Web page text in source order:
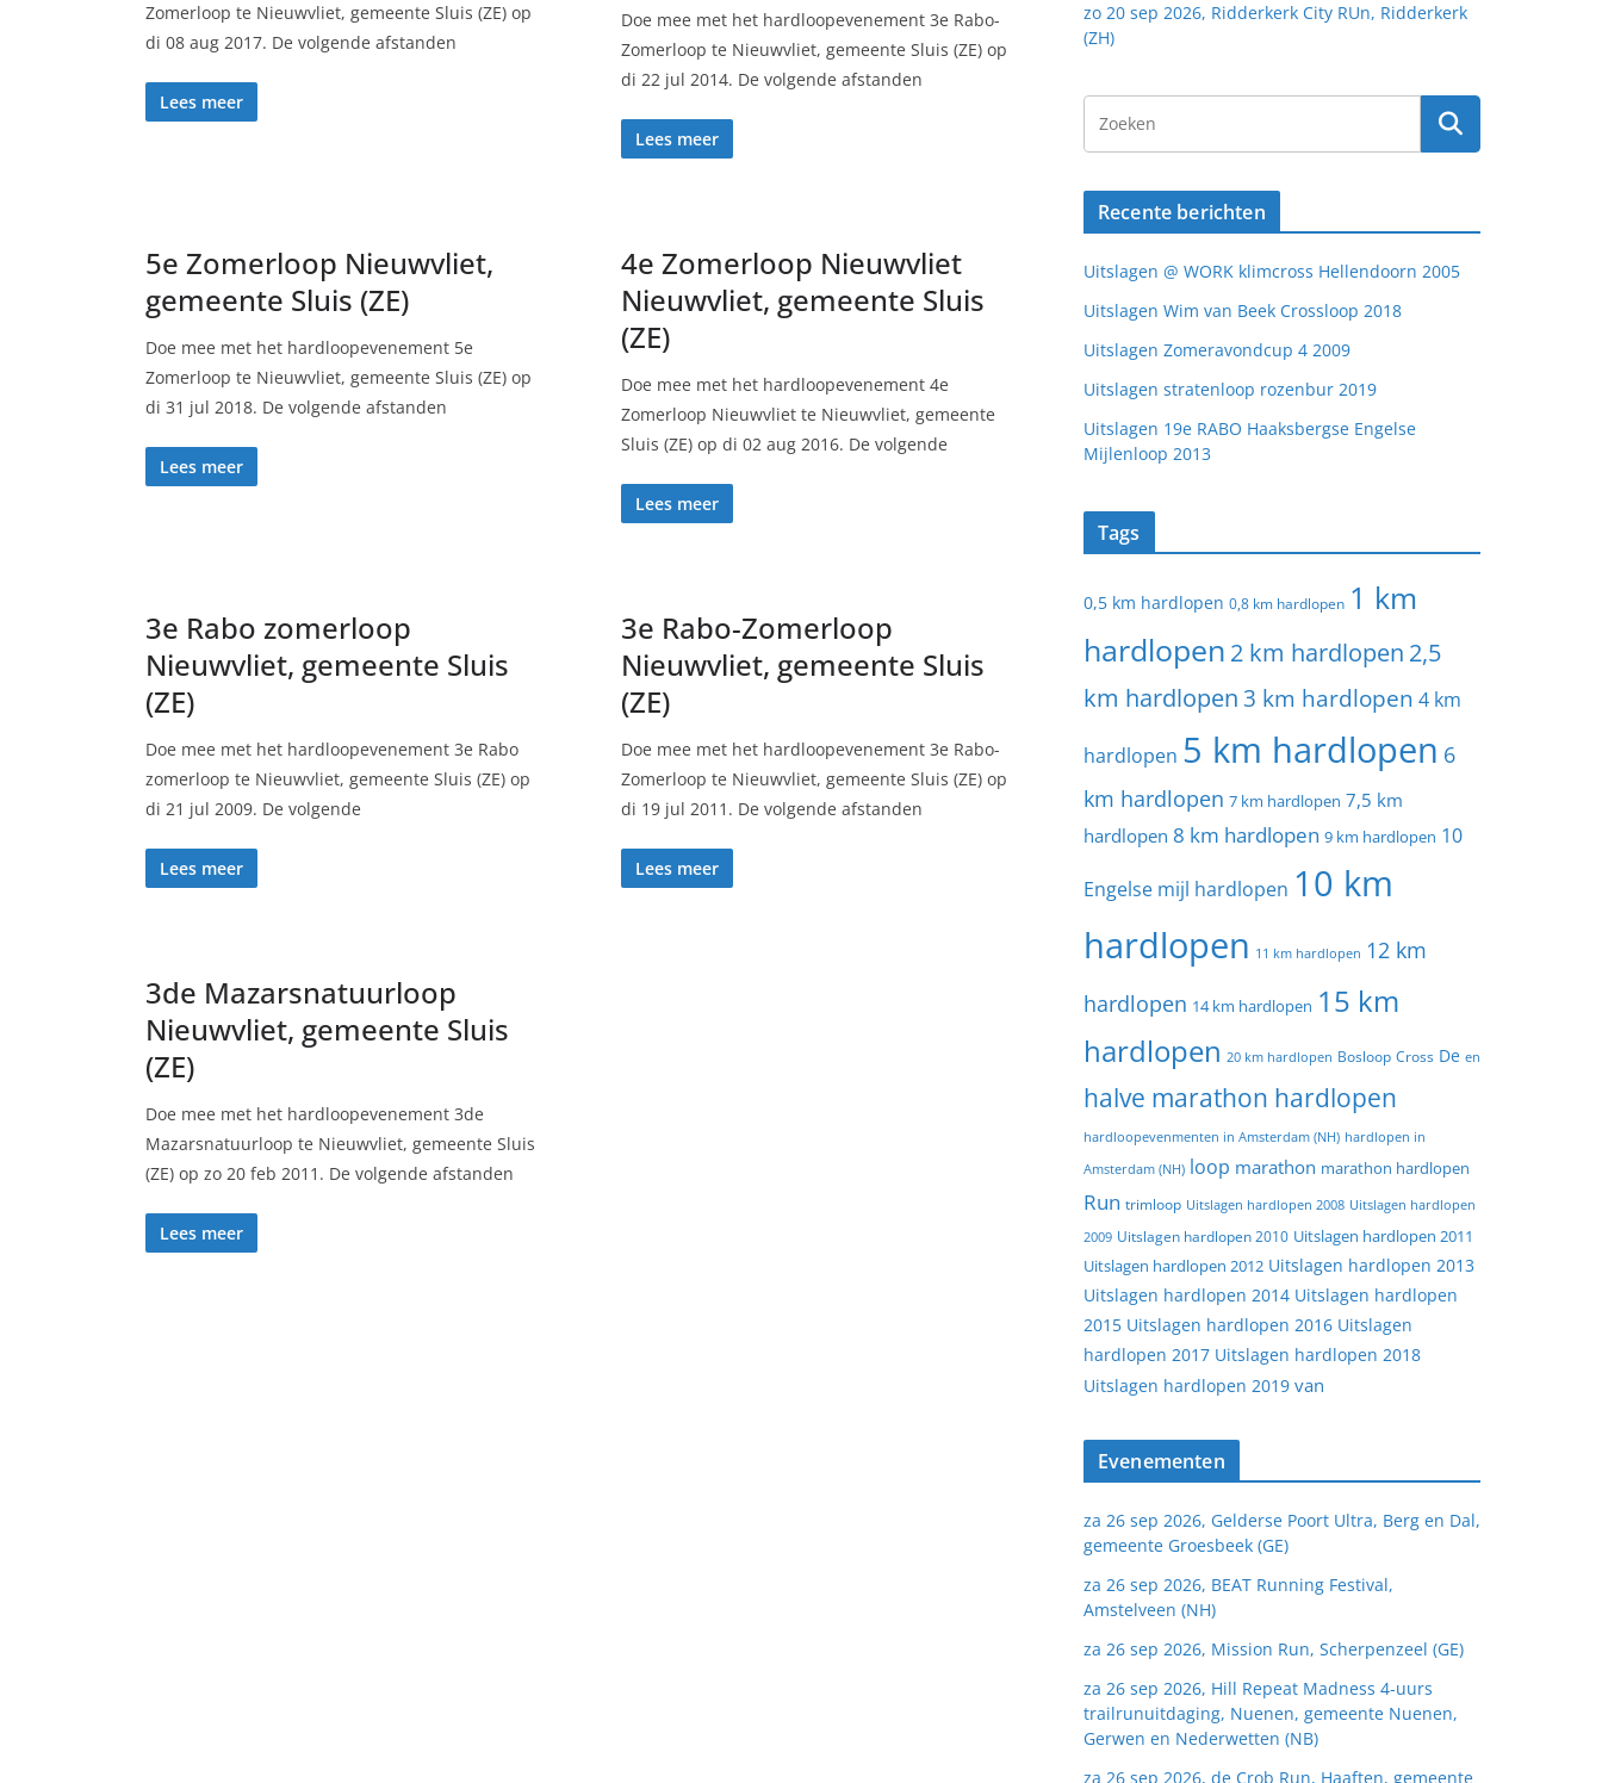
Zomerloop te Nieuwvliet, gemeente Sluis (ZE) op
di 08 aug 2017. De volgende afstanden
Lees meer
Doe mee met het hardloopevenement 3e Rabo-
Zomerloop te Nieuwvliet, gemeente Sluis (ZE) op
di 22 jul 2014. De volgende afstanden
Lees meer
5e Zomerloop Nieuwvliet,
gemeente Sluis (ZE)
Doe mee met het hardloopevenement 5e
Zomerloop te Nieuwvliet, gemeente Sluis (ZE) op
di 31 jul 2018. De volgende afstanden
Lees meer
4e Zomerloop Nieuwvliet
Nieuwvliet, gemeente Sluis
(ZE)
Doe mee met het hardloopevenement 4e
Zomerloop Nieuwvliet te Nieuwvliet, gemeente
Sluis (ZE) op di 02 aug 2016. De volgende
Lees meer
3e Rabo zomerloop
Nieuwvliet, gemeente Sluis
(ZE)
Doe mee met het hardloopevenement 3e Rabo
zomerloop te Nieuwvliet, gemeente Sluis (ZE) op
di 21 jul 2009. De volgende
Lees meer
3e Rabo-Zomerloop
Nieuwvliet, gemeente Sluis
(ZE)
Doe mee met het hardloopevenement 3e Rabo-
Zomerloop te Nieuwvliet, gemeente Sluis (ZE) op
di 19 jul 2011. De volgende afstanden
Lees meer
3de Mazarsnatuurloop
Nieuwvliet, gemeente Sluis
(ZE)
Doe mee met het hardloopevenement 3de
Mazarsnatuurloop te Nieuwvliet, gemeente Sluis
(ZE) op zo 20 feb 2011. De volgende afstanden
Lees meer
zo 20 sep 2026, Ridderkerk City RUn, Ridderkerk
(ZH)
Recente berichten
Uitslagen @ WORK klimcross Hellendoorn 2005
Uitslagen Wim van Beek Crossloop 2018
Uitslagen Zomeravondcup 4 2009
Uitslagen stratenloop rozenbur 2019
Uitslagen 19e RABO Haaksbergse Engelse
Mijlenloop 2013
Tags
0,5 km hardlopen 0,8 km hardlopen 1 km
hardlopen 2 km hardlopen 2,5
km hardlopen 3 km hardlopen 4 km
hardlopen 5 km hardlopen 6
km hardlopen 7 km hardlopen 7,5 km
hardlopen 8 km hardlopen 9 km hardlopen 10
Engelse mijl hardlopen 10 km
hardlopen 11 km hardlopen 12 km
hardlopen 14 km hardlopen 15 km
hardlopen 20 km hardlopen Bosloop Cross De en
halve marathon hardlopen
hardloopevenmenten in Amsterdam (NH) hardlopen in
Amsterdam (NH) loop marathon marathon hardlopen
Run trimloop Uitslagen hardlopen 2008 Uitslagen hardlopen
2009 Uitslagen hardlopen 2010 Uitslagen hardlopen 2011
Uitslagen hardlopen 2012 Uitslagen hardlopen 2013
Uitslagen hardlopen 2014 Uitslagen hardlopen
2015 Uitslagen hardlopen 2016 Uitslagen
hardlopen 2017 Uitslagen hardlopen 2018
Uitslagen hardlopen 2019 van
Evenementen
za 26 sep 2026, Gelderse Poort Ultra, Berg en Dal,
gemeente Groesbeek (GE)
za 26 sep 2026, BEAT Running Festival,
Amstelveen (NH)
za 26 sep 2026, Mission Run, Scherpenzeel (GE)
za 26 sep 2026, Hill Repeat Madness 4-uurs
trailrunuitdaging, Nuenen, gemeente Nuenen,
Gerwen en Nederwetten (NB)
za 26 sep 2026, de Crob Run, Haaften, gemeente